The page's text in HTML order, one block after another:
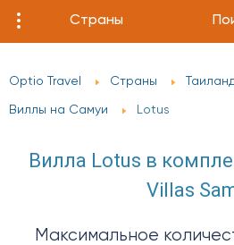
Страны
Optio Travel Страны
Виллы на Самуи Lotus
Вилла Lotus в
Villas
Максимальное